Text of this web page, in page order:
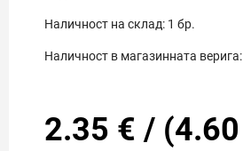
Наличност на склад: 1 бр.
Наличност в магазинната верига:
2.35 € / (4.60